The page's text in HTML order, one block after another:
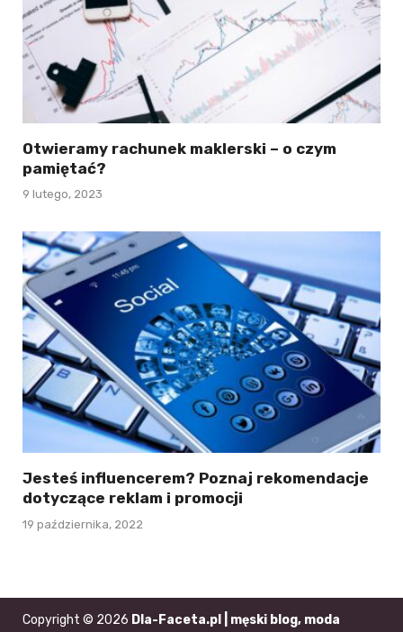
Otwieramy rachunek maklerski – o czym
pamiętać?
9 lutego, 2023
Jesteś influencerem? Poznaj rekomendacje
dotyczące reklam i promocji
19 października, 2022
Copyright © 2026 Dla-Faceta.pl | męski blog, moda